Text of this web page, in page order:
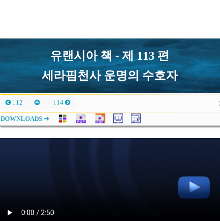
유랜시아 책 - 제 113 편
세라핌천사 운명의 수호자
112 114
DOWNLOADS ➔